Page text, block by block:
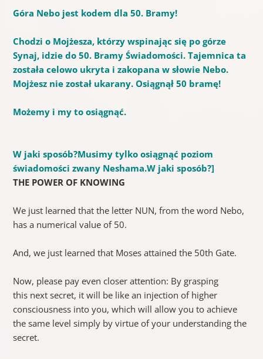
Góra Nebo jest kodem dla 50. Bramy!
Chodzi o Mojżesza, którzy wspinając się po górze
Synaj, idzie do 50. Bramy Świadomości. Tajemnica ta
została celowo ukryta i zakopana w słowie Nebo.
Mojżesz nie został ukarany. Osiągnął 50 bramę!
Możemy i my to osiągnąć.
W jaki sposób?Musimy tylko osiągnąć poziom
świadomości zwany Neshama.W jaki sposób?]
THE POWER OF KNOWING
We just learned that the letter NUN, from the word Nebo,
has a numerical value of 50.
And, we just learned that Moses attained the 50th Gate.
Now, please pay even closer attention: By grasping
this next secret, it will be like an injection of higher
consciousness into you, which will allow you to achieve
the same level simply by virtue of your understanding the
secret.